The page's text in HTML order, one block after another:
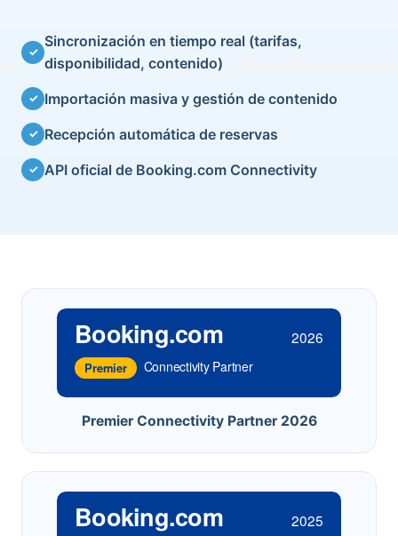
✓
Sincronización en tiempo real (tarifas,
disponibilidad, contenido)
✓ Importación masiva y gestión de contenido
✓ Recepción automática de reservas
✓ API oficial de Booking.com Connectivity
Booking.com 2026
Premier Connectivity Partner
Premier Connectivity Partner 2026
Booking.com 2025